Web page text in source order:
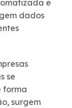
e
dados
se
forma
surgem